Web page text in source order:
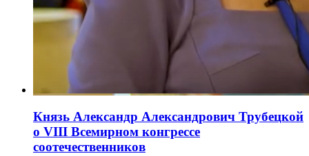
Князь Александр Александрович Трубецкой
о VIII Всемирном конгрессе
соотечественников